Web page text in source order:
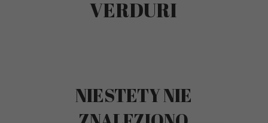
VERDURI
NIESTETY NIE